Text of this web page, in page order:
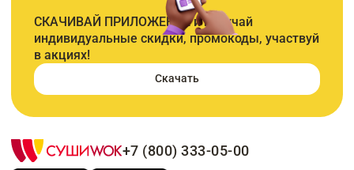
СКАЧИВАЙ ПРИЛОЖЕНИЕ и получай
индивидуальные скидки, промокоды, участвуй
в акциях!
Скачать
+7 (800) 333-05-00